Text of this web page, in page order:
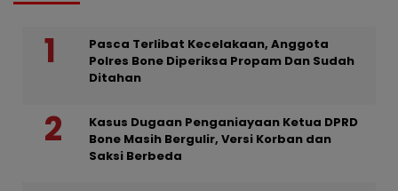
Pasca Terlibat Kecelakaan, Anggota
Polres Bone Diperiksa Propam Dan Sudah
Ditahan
Kasus Dugaan Penganiayaan Ketua DPRD
Bone Masih Bergulir, Versi Korban dan
Saksi Berbeda